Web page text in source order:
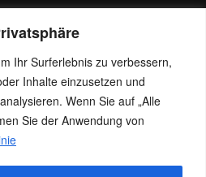
Ihr Surferlebnis zu verbessern,
Inhalte einzusetzen und
Wenn Sie auf „Alle
Sie der Anwendung von
& more:
Massage, Lilly und TS Angel.